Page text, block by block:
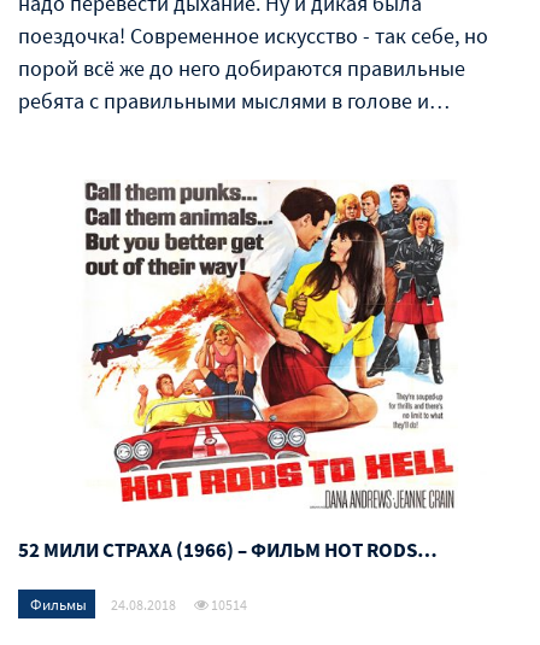
поездочка! Современное искусство - так себе, но
порой всё же до него добираются правильные
ребята с правильными мыслями в голове и…
52 МИЛИ СТРАХА (1966) – ФИЛЬМ HOT RODS…
Фильмы 24.08.2018 10514